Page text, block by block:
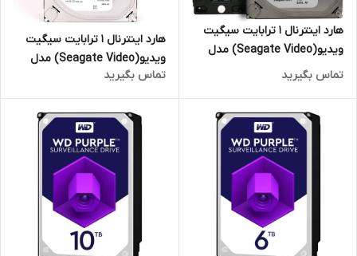
هارد اینترنال 1 ترابایت سیگیت
ویدیو(Seagate Video) مدل
ST1000
تماس بگیرید
هارد اینترنال 1 ترابایت سیگیت
ویدیو(Seagate Video) مدل
SkyHawk
تماس بگیرید